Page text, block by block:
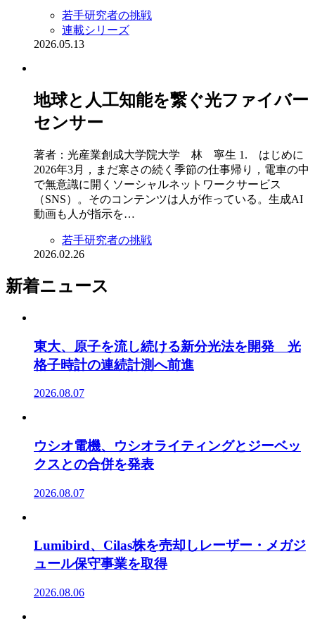
若手研究者の挑戦
連載シリーズ
2026.05.13
地球と人工知能を繋ぐ光ファイバー
センサー
著者：光産業創成大学院大学 林 寧生 1. はじめに
2026年3月，まだ寒さの続く季節の仕事帰り，電車の中
で無意識に開くソーシャルネットワークサービス
（SNS）。そのコンテンツは人が作っている。生成AI
動画も人が指示を…
若手研究者の挑戦
2026.02.26
新着ニュース
東大、原子を流し続ける新分光法を開発 光
格子時計の連続計測へ前進
2026.08.07
ウシオ電機、ウシオライティングとジーベッ
クスとの合併を発表
2026.08.07
Lumibird、Cilas株を売却しレーザー・メガジ
ュール保守事業を取得
2026.08.06